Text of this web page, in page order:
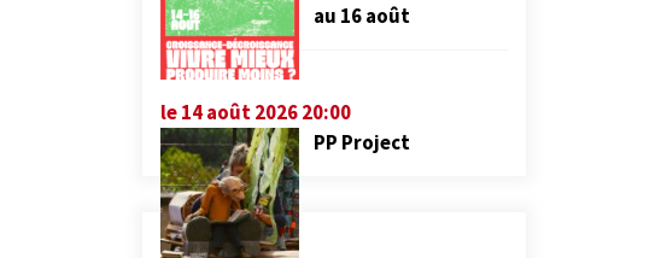
au 16 août
le 14 août 2026 20:00
PP Project